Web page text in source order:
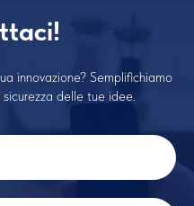
innovazione? Semplifichiamo
delle tue idee.